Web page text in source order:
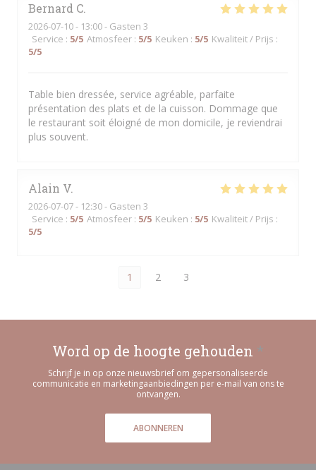
Bernard C
2026-07-10- 13:00 - Gasten 3
Service : 5/5 Atmosfeer : 5/5 Keuken : 5/5 Kwaliteit / Prijs :
5/5
Table bien dressée, service agréable, parfaite
présentation des plats et de la cuisson. Dommage que
le restaurant soit éloigné de mon domicile, je reviendrai
plus souvent.
Alain V
2026-07-07- 12:30 - Gasten 3
Service : 5/5 Atmosfeer : 5/5 Keuken : 5/5 Kwaliteit / Prijs :
5/5
1 2 3
Word op de hoogte gehouden *
Schrijf je in op onze nieuwsbrief om gepersonaliseerde
communicatie en marketingaanbiedingen per e-mail van ons te
ontvangen.
ABONNEREN